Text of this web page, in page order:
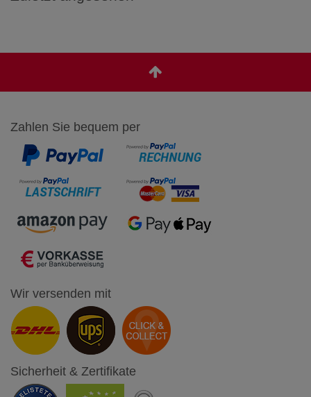
Zahlen Sie bequem per
Wir versenden mit
Sicherheit & Zertifikate